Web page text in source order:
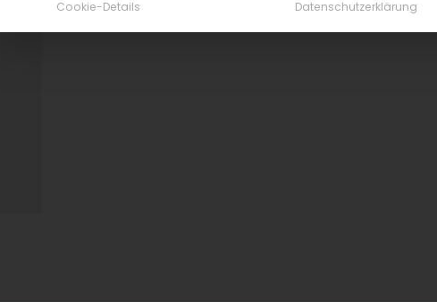
Cookie-Details Datenschutzerklärung